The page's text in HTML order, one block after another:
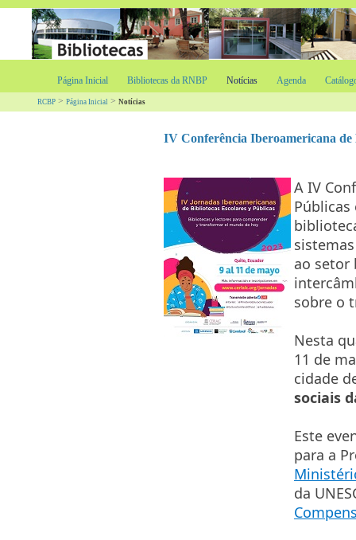
Página Inicial Bibliotecas da RNBP Notícias Agenda
RCBP > Página Inicial > Notícias
IV Conferência Iberoamericana de
A IV
ao setor
sobre o
Nesta
11 de
cidade
sociais
Este
para a
da